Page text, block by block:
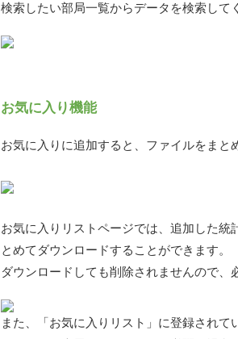
検索したい部局一覧からデータを検索して
お気に入り機能
お気に入りに追加すると、ファイルをまと
お気に入りリストページでは、追加した
とめてダウンロードすることができます。
ダウンロードしても削除されませんので、
また、「お気に入りリスト」に登録され